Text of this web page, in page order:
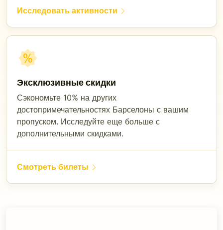
Исследовать активности
Эксклюзивные скидки
Сэкономьте 10% на других
достопримечательностях Барселоны с вашим
пропуском. Исследуйте еще больше с
дополнительными скидками.
Смотреть билеты